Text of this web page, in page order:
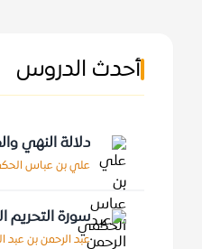
أحدث الدروس
دلالة النهي
علي بن عباس
سورة التحريم الآيه 1-3 20-
عبد الرحمن بن عبد